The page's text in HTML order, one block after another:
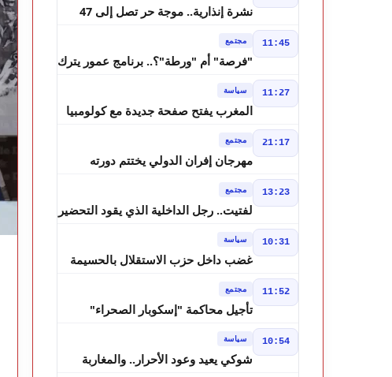
نشرة إنذارية.. موجة حر تصل إلى 47
بالمغرب
11:45 مجتمع
"فرصة" أم "ورطة"؟.. برنامج عمور يترك
11:27 سياسة
المغرب يفتح صفحة جديدة مع كولومبيا
21:17 مجتمع
مهرجان إفران الدولي يختتم دورته
تخطف الأضواء
13:23 مجتمع
لفتيت.. رجل الداخلية الذي يقود التحضير
10:31 سياسة
غضب داخل حزب الاستقلال بالحسيمة
الانتخابات التشريعية
11:52 مجتمع
تأجيل محاكمة "إسكوبار الصحراء"
حالة سراح
10:54 سياسة
شوكي يعيد وعود الأحرار.. والمغاربة